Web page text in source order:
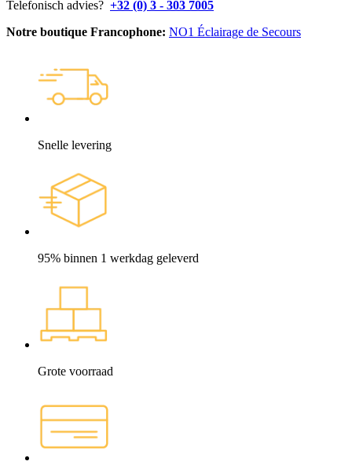
Telefonisch advies? +32 (0) 3 - 303 7005
Notre boutique Francophone: NO1 Éclairage de Secours
Snelle levering
95% binnen 1 werkdag geleverd
Grote voorraad